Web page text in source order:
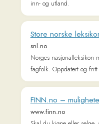
stedet. Vi er der for deg når
Norwegian University
Technology - NTNU
Norwegian University of
Trondheim, Gjøvik and
and the natural sciences. 40